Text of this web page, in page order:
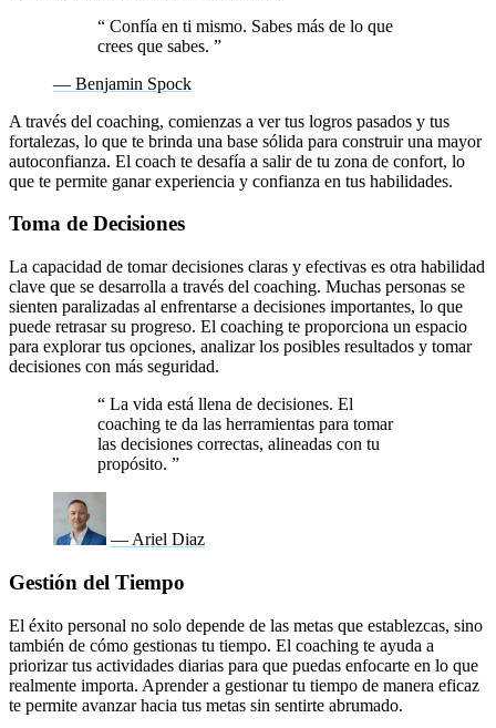
“ Confía en ti mismo. Sabes más de lo que
crees que sabes. ”
— Benjamin Spock
A través del coaching, comienzas a ver tus logros pasados y tus
fortalezas, lo que te brinda una base sólida para construir una mayor
autoconfianza. El coach te desafía a salir de tu zona de confort, lo
que te permite ganar experiencia y confianza en tus habilidades.
Toma de Decisiones
La capacidad de tomar decisiones claras y efectivas es otra habilidad
clave que se desarrolla a través del coaching. Muchas personas se
sienten paralizadas al enfrentarse a decisiones importantes, lo que
puede retrasar su progreso. El coaching te proporciona un espacio
para explorar tus opciones, analizar los posibles resultados y tomar
decisiones con más seguridad.
“ La vida está llena de decisiones. El
coaching te da las herramientas para tomar
las decisiones correctas, alineadas con tu
propósito. ”
— Ariel Diaz
Gestión del Tiempo
El éxito personal no solo depende de las metas que establezcas, sino
también de cómo gestionas tu tiempo. El coaching te ayuda a
priorizar tus actividades diarias para que puedas enfocarte en lo que
realmente importa. Aprender a gestionar tu tiempo de manera eficaz
te permite avanzar hacia tus metas sin sentirte abrumado.